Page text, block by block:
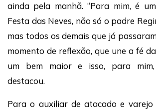
ainda pela manhã. “Para mim, é
Festa das Neves, não só o padre
mas todos os demais que já
momento de reflexão, que une a fé
um bem maior e isso, para mim,
destacou.
Para o auxiliar de atacado e